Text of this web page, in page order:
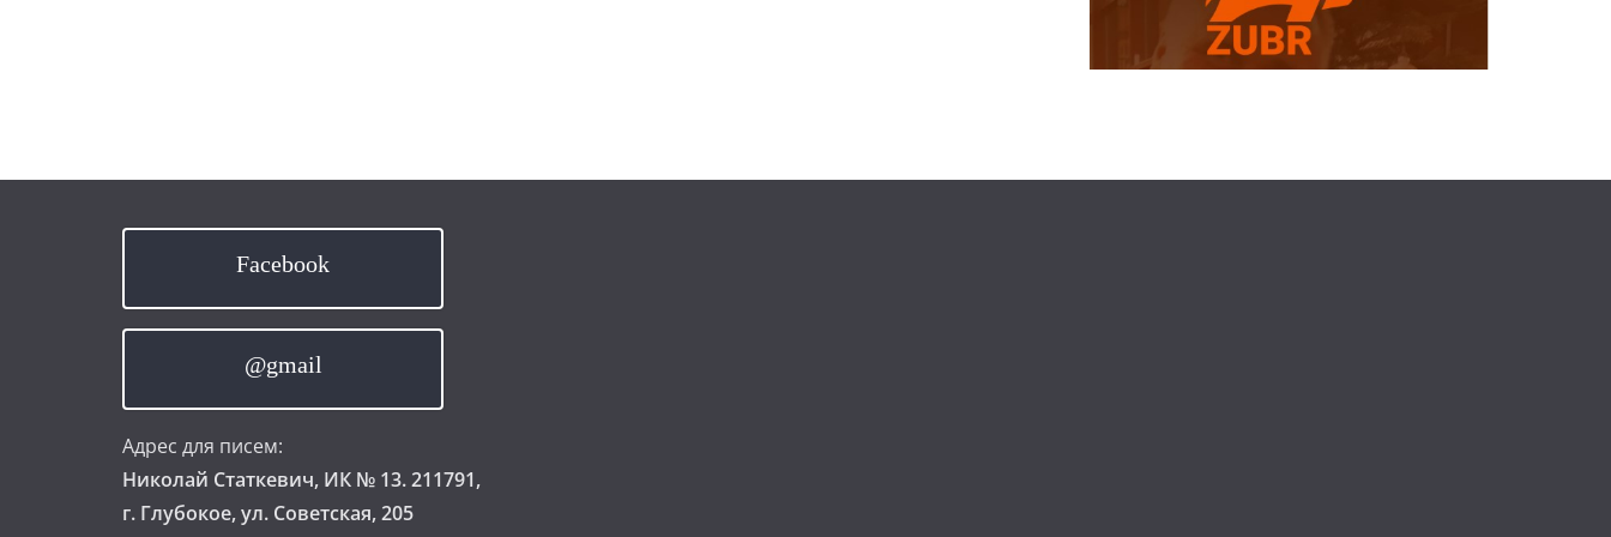
Facebook
@gmail
Адрес для писем:
Николай Статкевич, ИК № 13. 211791,
г. Глубокое, ул. Советская, 205